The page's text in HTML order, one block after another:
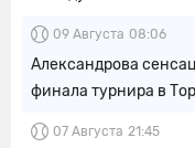
09 Августа 08:06
Александрова
финала турнира в
07 Августа 21:45